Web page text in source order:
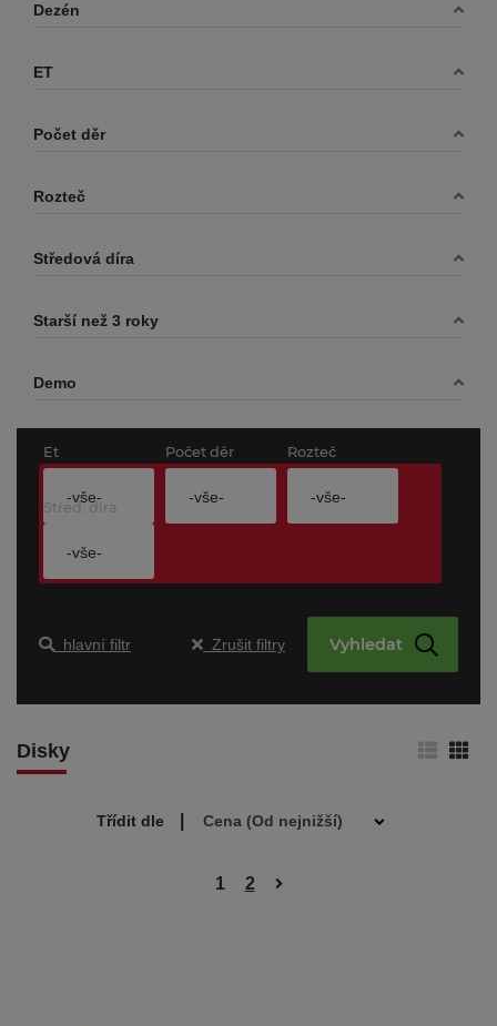
Dezén
ET
Počet děr
Rozteč
Středová díra
Starší než 3 roky
Demo
Et
-vše-
Počet děr
-vše-
Rozteč
-vše-
Střed. díra
-vše-
hlavní filtr Zrušit filtry Vyhledat
Disky
Třídit dle
1 2